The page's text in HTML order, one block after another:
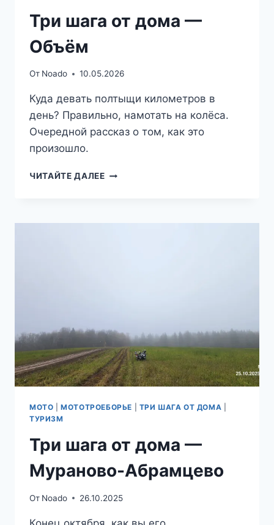
Три шага от дома —
Объём
От Noado 10.05.2026
Куда девать полтыщи километров в
день? Правильно, намотать на колёса.
Очередной рассказ о том, как это
произошло.
ЧИТАЙТЕ ДАЛЕЕТРИ
—
МОТО |МОТОТРОЕБОРЬЕ ТРИ ШАГА ОТ ДОМА
ТУРИЗМ
Три шага от дома —
Мураново-Абрамцево
От Noado 26.10.2025